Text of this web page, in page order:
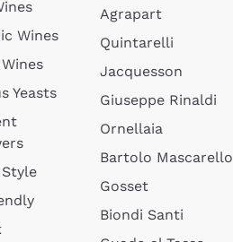
Wines
Yeasts
Agrapart
Quintarelli
Jacquesson
Giuseppe Rinaldi
Ornellaia
Bartolo Mascarello
Gosset
Biondi Santi